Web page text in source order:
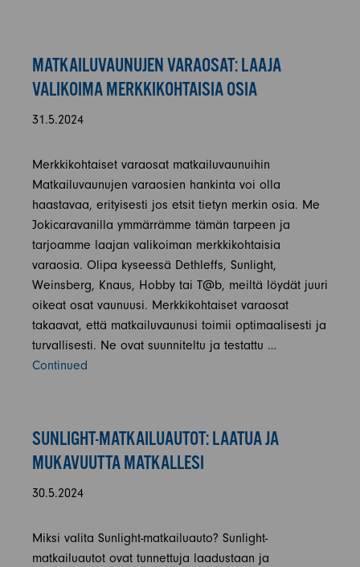
MATKAILUVAUNUJEN VARAOSAT: LAAJA
VALIKOIMA MERKKIKOHTAISIA OSIA
31.5.2024
Merkkikohtaiset varaosat matkailuvaunuihin
Matkailuvaunujen varaosien hankinta voi olla
haastavaa, erityisesti jos etsit tietyn merkin osia. Me
Jokicaravanilla ymmärrämme tämän tarpeen ja
tarjoamme laajan valikoiman merkkikohtaisia
varaosia. Olipa kyseessä Dethleffs, Sunlight,
Weinsberg, Knaus, Hobby tai T@b, meiltä löydät juuri
oikeat osat vaunuusi. Merkkikohtaiset varaosat
takaavat, että matkailuvaunusi toimii optimaalisesti ja
turvallisesti. Ne ovat suunniteltu ja testattu …
Continued
SUNLIGHT-MATKAILUAUTOT: LAATUA JA
MUKAVUUTTA MATKALLESI
30.5.2024
Miksi valita Sunlight-matkailuauto? Sunlight-
matkailuautot ovat tunnettuja laadustaan ja